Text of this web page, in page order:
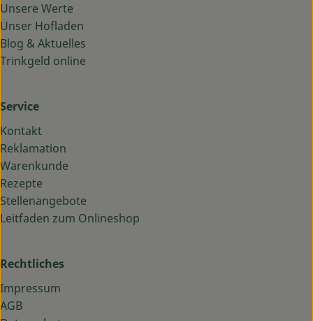
Unsere Werte
Unser Hofladen
Blog & Aktuelles
Trinkgeld online
Service
Kontakt
Reklamation
Warenkunde
Rezepte
Stellenangebote
Leitfaden zum Onlineshop
Rechtliches
Impressum
AGB